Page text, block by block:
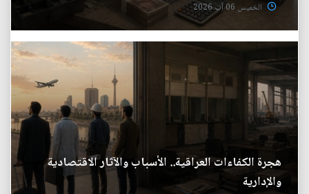
الخميس 06 آب 2026
هجرة الكفاءات العراقية.. الأسباب والآثار الاقتصادية
والإدارية